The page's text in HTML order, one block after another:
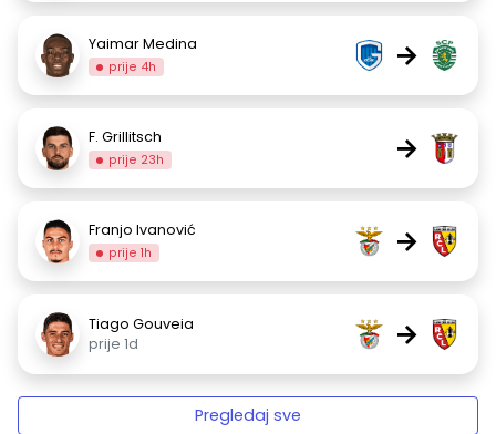
Yaimar Medina
prije 4h →
F. Grillitsch
prije 23h →
Franjo Ivanović
prije 1h →
Tiago Gouveia
prije 1d
→
Pregledaj sve